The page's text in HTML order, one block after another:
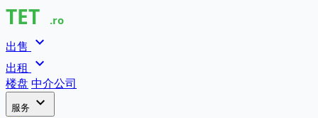
出售 expand_more
出租 expand_more
楼盘 中介公司
服务 expand_more